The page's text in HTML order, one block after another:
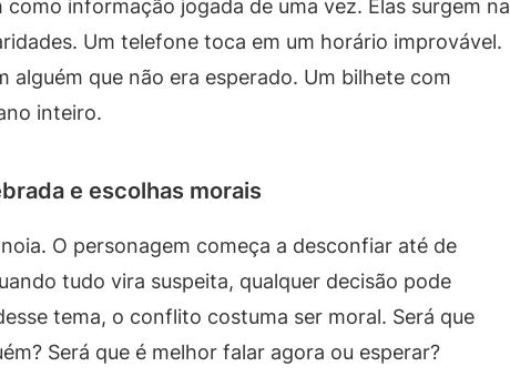
como informação jogada de uma vez. Elas surgem na
Um telefone toca em um horário improvável.
alguém que não era esperado. Um bilhete com
inteiro.
e escolhas morais
O personagem começa a desconfiar até de
tudo vira suspeita, qualquer decisão pode
tema, o conflito costuma ser moral. Será que
Será que é melhor falar agora ou esperar?